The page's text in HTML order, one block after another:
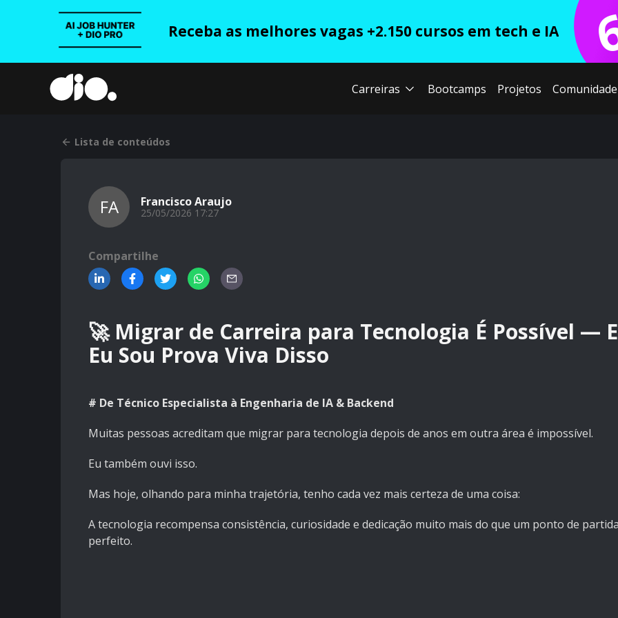
Receba as melhores vagas +2.150 cursos em tech e IA
Carreiras Bootcamps Projetos Comunidade
Lista de conteúdos
FA Francisco Araujo
25/05/2026 17:27
Compartilhe
🚀 Migrar de Carreira para Tecnologia É Possível — E
Eu Sou Prova Viva Disso
# De Técnico Especialista à Engenharia de IA & Backend
Muitas pessoas acreditam que migrar para tecnologia depois de anos em outra área é impossível.
Eu também ouvi isso.
Mas hoje, olhando para minha trajetória, tenho cada vez mais certeza de uma coisa:
A tecnologia recompensa consistência, curiosidade e dedicação muito mais do que um ponto de
perfeito.